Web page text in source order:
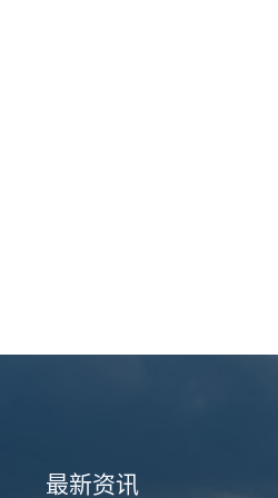
最新资讯